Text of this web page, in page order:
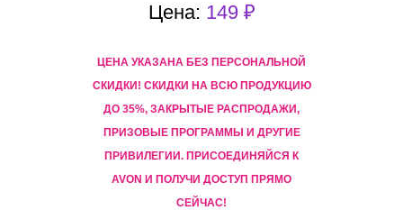
Цена: 149 ₽
ЦЕНА УКАЗАНА БЕЗ ПЕРСОНАЛЬНОЙ
СКИДКИ! CКИДКИ НА ВСЮ ПРОДУКЦИЮ
ДО 35%, ЗАКРЫТЫЕ РАСПРОДАЖИ,
ПРИЗОВЫЕ ПРОГРАММЫ И ДРУГИЕ
ПРИВИЛЕГИИ. ПРИСОЕДИНЯЙСЯ К
AVON И ПОЛУЧИ ДОСТУП ПРЯМО
СЕЙЧАС!